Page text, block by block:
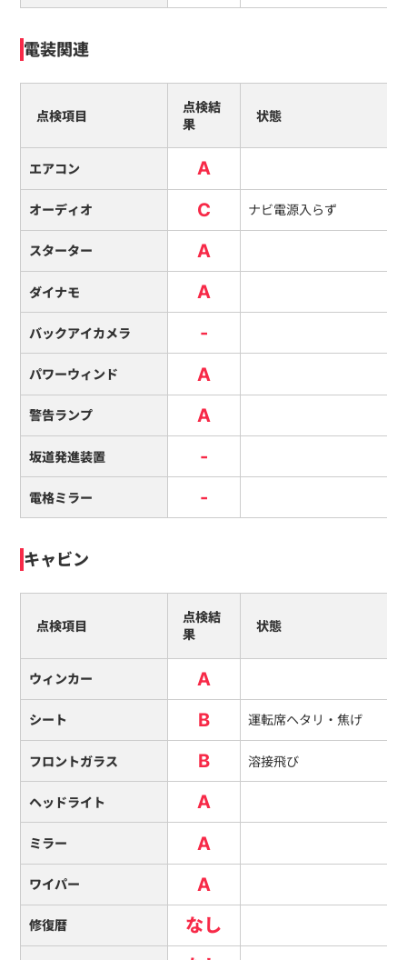
電装関連
点検項目
点検結
果
状態
エアコン A
オーディオ C ナビ電源入らず
スターター A
ダイナモ A
バックアイカメラ -
パワーウィンド A
警告ランプ A
坂道発進装置 -
電格ミラー -
キャビン
点検項目
点検結
果
状態
ウィンカー A
シート B 運転席ヘタリ・焦げ
フロントガラス B 溶接飛び
ヘッドライト A
ミラー A
ワイパー A
修復暦 なし